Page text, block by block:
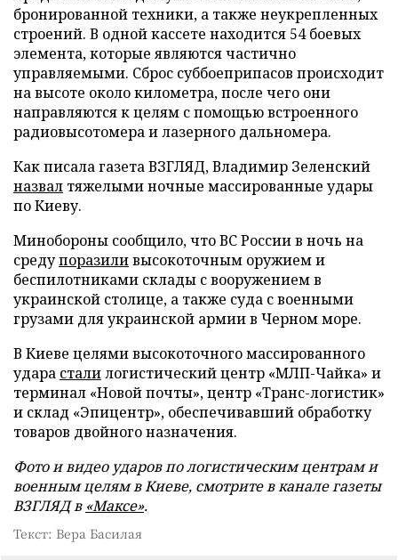
бронированной техники, а также неукрепленных
строений. В одной кассете находится 54 боевых
элемента, которые являются частично
управляемыми. Сброс суббоеприпасов происходит
на высоте около километра, после чего они
направляются к целям с помощью встроенного
радиовысотомера и лазерного дальномера.
Как писала газета ВЗГЛЯД, Владимир Зеленский
назвал тяжелыми ночные массированные удары
по Киеву.
Минобороны сообщило, что ВС России в ночь на
средупоразиливысокоточным оружием и
беспилотниками склады с вооружением в
украинской столице, а также суда с военными
грузами для украинской армии в Черном море.
В Киеве целями высокоточного массированного
удара сталилогистический центр «МЛП-Чайка» и
терминал «Новой почты», центр «Транс-логистик»
и склад «Эпицентр», обеспечивавший обработку
товаров двойного назначения.
Фото и видео ударов по логистическим центрам и
военным целям в Киеве, смотрите в канале газеты
ВЗГЛЯД в «Максе».
Текст: Вера Басилая